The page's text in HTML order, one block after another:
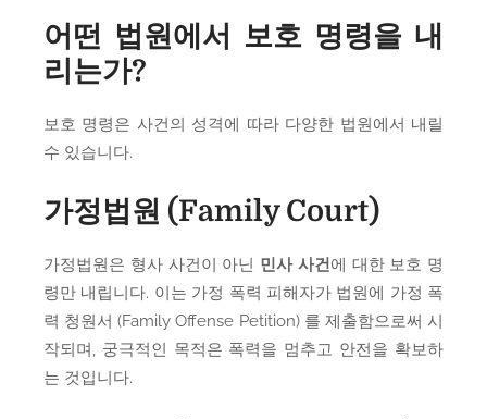
어떤 법원에서 보호 명령을 내
리는가?
보호 명령은 사건의 성격에 따라 다양한 법원에서 내릴
수 있습니다.
가정법원 (Family Court)
가정법원은 형사 사건이 아닌 민사 사건에 대한 보호 명
령만 내립니다. 이는 가정 폭력 피해자가 법원에 가정 폭
력 청원서 (Family Offense Petition) 를 제출함으로써 시
작되며, 궁극적인 목적은 폭력을 멈추고 안전을 확보하
는 것입니다.